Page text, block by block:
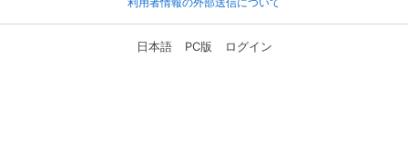
利用者情報の外部送信について
日本語 PC版 ログイン